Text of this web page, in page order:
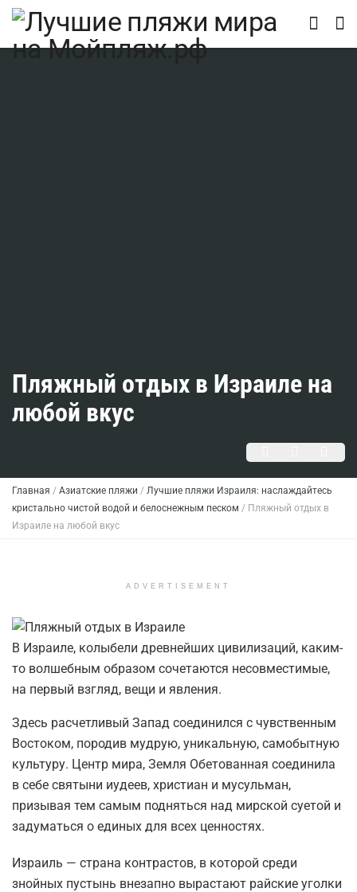
Пляжный отдых в Израиле на
любой вкус
Главная / Азиатские пляжи / Лучшие пляжи Израиля: наслаждайтесь
кристально чистой водой и белоснежным песком / Пляжный отдых в
Израиле на любой вкус
ADVERTISEMENT
В Израиле, колыбели древнейших цивилизаций, каким-
то волшебным образом сочетаются несовместимые,
на первый взгляд, вещи и явления.
Здесь расчетливый Запад соединился с чувственным
Востоком, породив мудрую, уникальную, самобытную
культуру. Центр мира, Земля Обетованная соединила
в себе святыни иудеев, христиан и мусульман,
призывая тем самым подняться над мирской суетой и
задуматься о единых для всех ценностях.
Израиль — страна контрастов, в которой среди
знойных пустынь внезапно вырастают райские уголки